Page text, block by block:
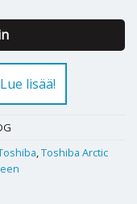
Lue lisää!
,Toshiba Arctic